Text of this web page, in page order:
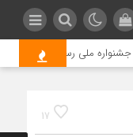
ملی رسانه‌ای چای
17